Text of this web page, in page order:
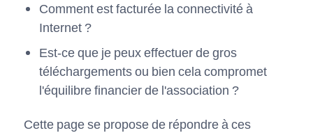
Comment est facturée la connectivité à
Internet ?
Est-ce que je peux effectuer de gros
téléchargements ou bien cela compromet
l'équilibre financier de l'association ?
Cette page se propose de répondre à ces